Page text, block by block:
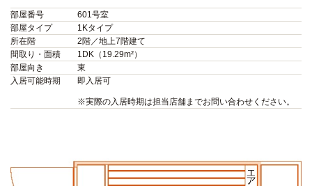
部屋番号
601号室
部屋タイプ
1Kタイプ
所在階
2階／地上7階建て
間取り・面積
1DK（19.29m²）
部屋向き
東
入居可能時期
即入居可
※実際の入居時期は担当店舗までお問い合わせください。